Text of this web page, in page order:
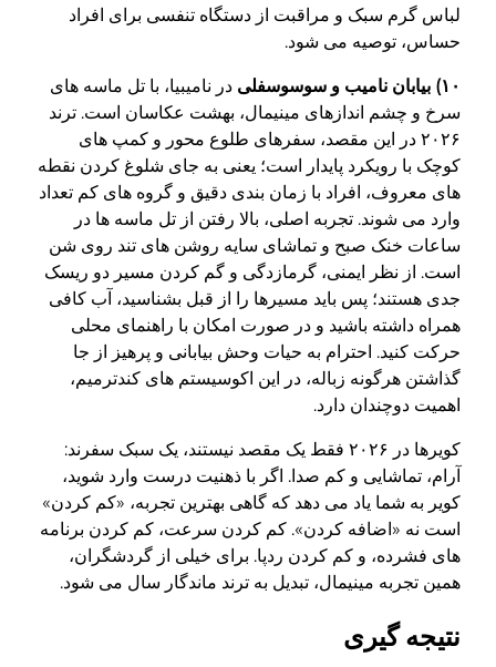
لباس گرم سبک و مراقبت از دستگاه تنفسی برای افراد
حساس، توصیه می شود.
۱۰) بیابان نامیب و سوسوسفلی
در نامیبیا، با تل ماسه های
سرخ و چشم اندازهای مینیمال، بهشت عکاسان است. ترند
۲۰۲۶ در این مقصد، سفرهای طلوع محور و کمپ های
کوچک با رویکرد پایدار است؛ یعنی به جای شلوغ کردن نقطه
های معروف، افراد با زمان بندی دقیق و گروه های کم تعداد
وارد می شوند. تجربه اصلی، بالا رفتن از تل ماسه ها در
ساعات خنک صبح و تماشای سایه روشن های تند روی شن
است. از نظر ایمنی، گرمازدگی و گم کردن مسیر دو ریسک
جدی هستند؛ پس باید مسیرها را از قبل بشناسید، آب کافی
همراه داشته باشید و در صورت امکان با راهنمای محلی
حرکت کنید. احترام به حیات وحش بیابانی و پرهیز از جا
گذاشتن هرگونه زباله، در این اکوسیستم های کندترمیم،
اهمیت دوچندان دارد.
کویرها در ۲۰۲۶ فقط یک مقصد نیستند، یک سبک سفرند:
آرام، تماشایی و کم صدا. اگر با ذهنیت درست وارد شوید،
کویر به شما یاد می دهد که گاهی بهترین تجربه، «کم کردن»
است نه «اضافه کردن». کم کردن سرعت، کم کردن برنامه
های فشرده، و کم کردن ردپا. برای خیلی از گردشگران،
همین تجربه مینیمال، تبدیل به ترند ماندگار سال می شود.
نتیجه گیری